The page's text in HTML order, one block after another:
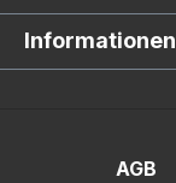
Informationen
AGB